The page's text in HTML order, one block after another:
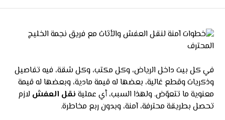
في كل بيت داخل الرياض، وكل مكتب، وكل شقة، فيه تفاصيل
وذكريات وقطع غالية، بعضها له قيمة مادية، وبعضها له قيمة
معنوية ما تتعوّض. ولهذا السبب، أي عملية نقل العفش لازم
تحصل بطريقة محترفة، آمنة، وبدون ربع مخاطرة.